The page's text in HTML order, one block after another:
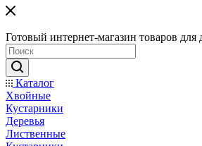
Готовый интернет-магазин товаров для
Каталог
Хвойные
Кустарники
Деревья
Лиственные